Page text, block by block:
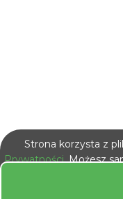
Strona korzysta z
Prywatności. Możesz
plików cookie w